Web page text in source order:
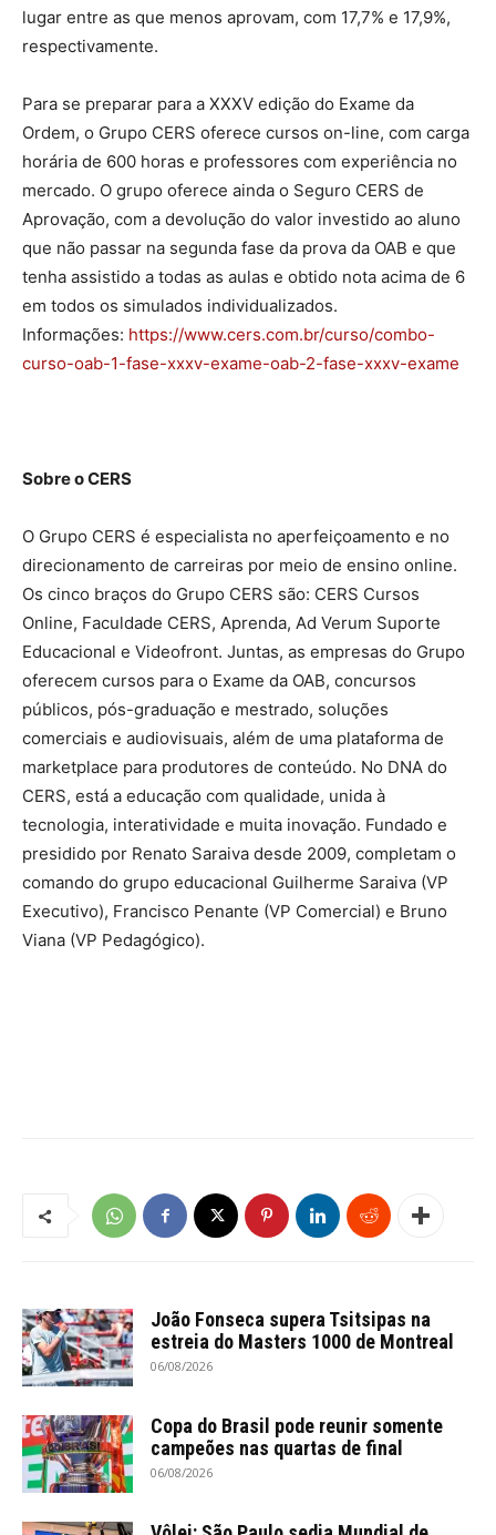
lugar entre as que menos aprovam, com 17,7% e 17,9%,
respectivamente.
Para se preparar para a XXXV edição do Exame da
Ordem, o Grupo CERS oferece cursos on-line, com carga
horária de 600 horas e professores com experiência no
mercado. O grupo oferece ainda o Seguro CERS de
Aprovação, com a devolução do valor investido ao aluno
que não passar na segunda fase da prova da OAB e que
tenha assistido a todas as aulas e obtido nota acima de 6
em todos os simulados individualizados.
Informações: https://www.cers.com.br/curso/combo-
curso-oab-1-fase-xxxv-exame-oab-2-fase-xxxv-exame
Sobre o CERS
O Grupo CERS é especialista no aperfeiçoamento e no
direcionamento de carreiras por meio de ensino online.
Os cinco braços do Grupo CERS são: CERS Cursos
Online, Faculdade CERS, Aprenda, Ad Verum Suporte
Educacional e Videofront. Juntas, as empresas do Grupo
oferecem cursos para o Exame da OAB, concursos
públicos, pós-graduação e mestrado, soluções
comerciais e audiovisuais, além de uma plataforma de
marketplace para produtores de conteúdo. No DNA do
CERS, está a educação com qualidade, unida à
tecnologia, interatividade e muita inovação. Fundado e
presidido por Renato Saraiva desde 2009, completam o
comando do grupo educacional Guilherme Saraiva (VP
Executivo), Francisco Penante (VP Comercial) e Bruno
Viana (VP Pedagógico).
João Fonseca supera Tsitsipas na
estreia do Masters 1000 de Montreal
06/08/2026
Copa do Brasil pode reunir somente
campeões nas quartas de final
06/08/2026